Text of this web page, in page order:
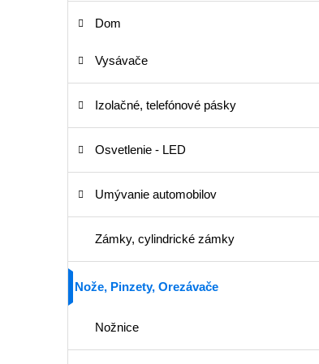
Dom
Vysávače
Izolačné, telefónové pásky
Osvetlenie - LED
Umývanie automobilov
Zámky, cylindrické zámky
Nože, Pinzety, Orezávače
Nožnice